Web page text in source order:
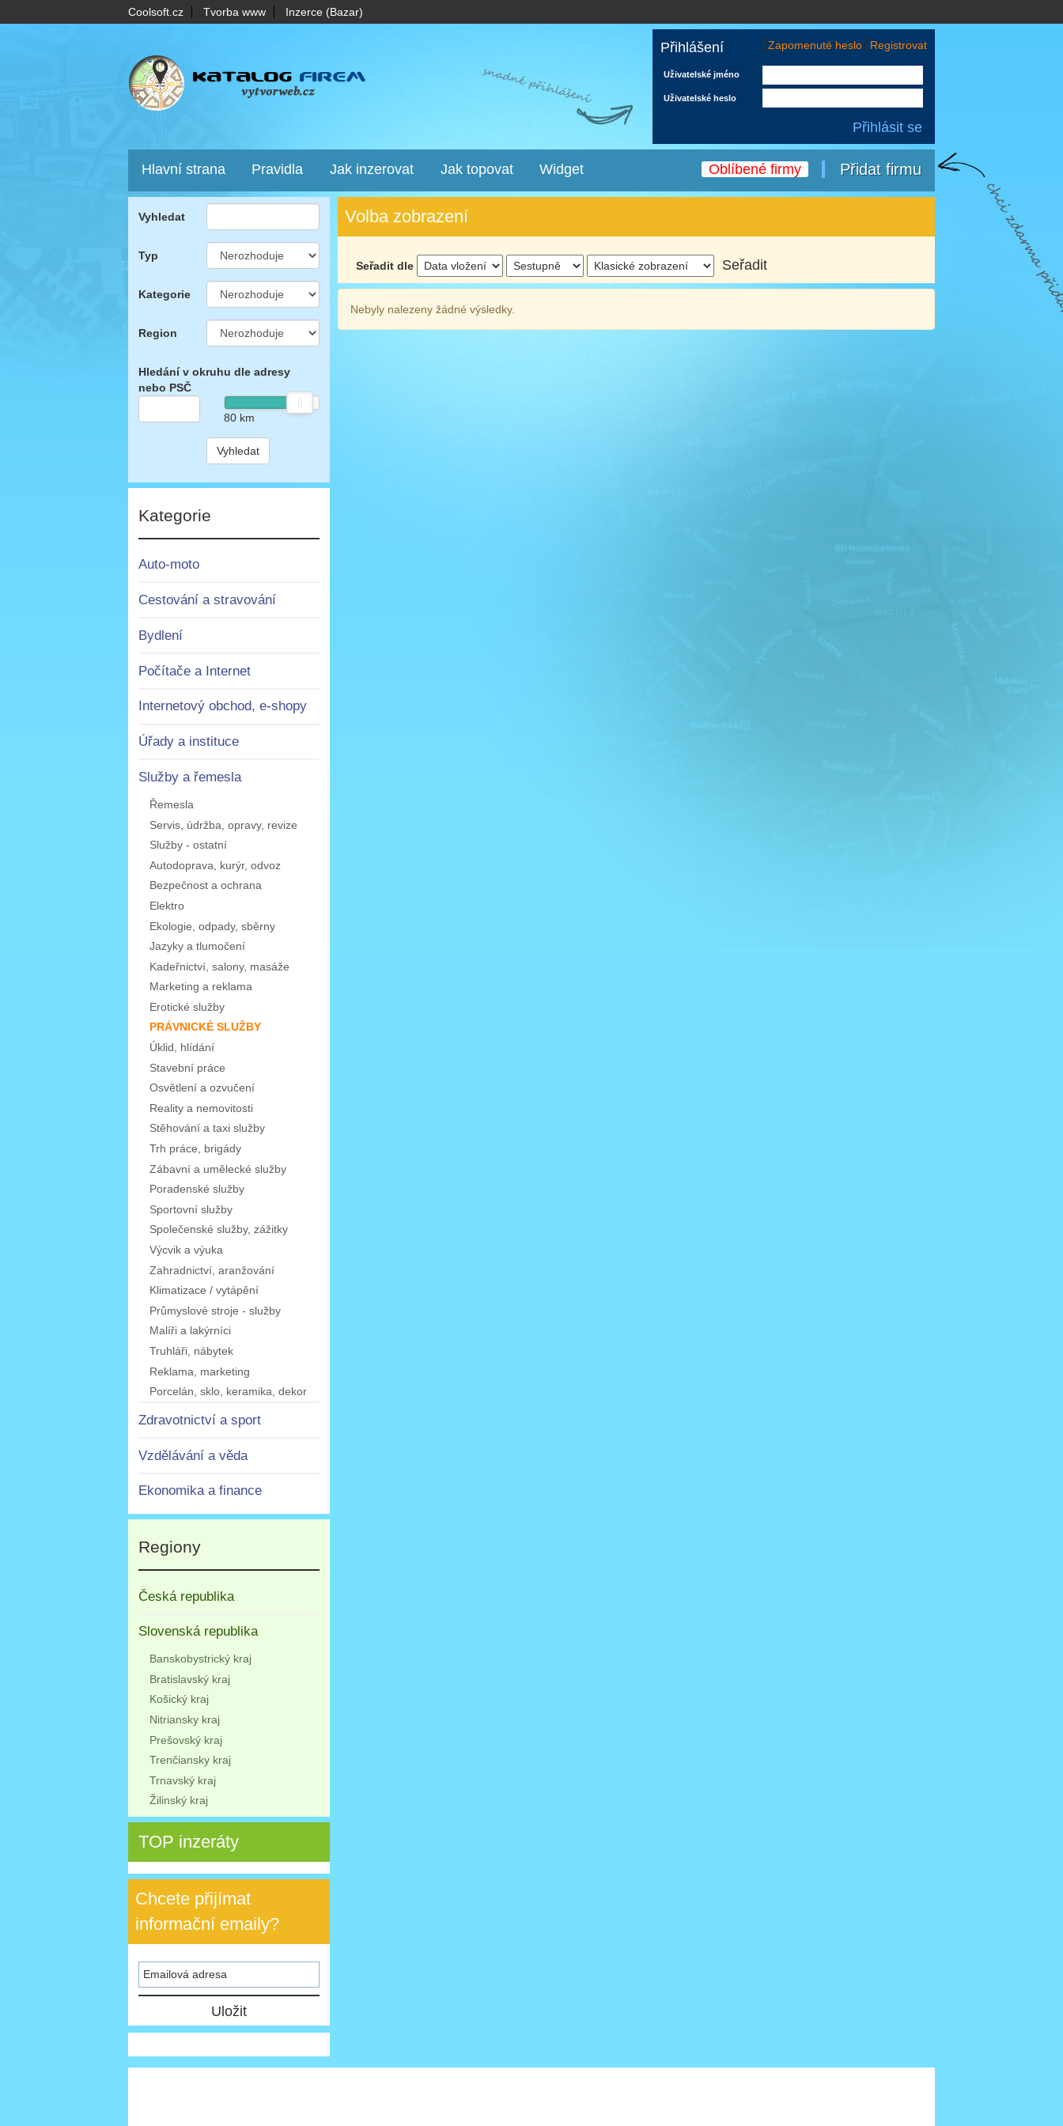
Coolsoft.cz Tvorba www Inzerce (Bazar)
Přihlášení Registrovat
Zapomenuté heslo
Uživatelské jméno
Uživatelské heslo
Přidat firmu
Hlavní strana Pravidla Jak inzerovat Jak topovat Widget Oblíbené firmy
Vyhledat
Typ
Kategorie
Region
Hledání v okruhu dle adresy
nebo PSČ
80km
Vyhledat
Kategorie
Auto-moto
Cestování a stravování
Bydlení
Počítače a Internet
Internetový obchod, e-shopy
Úřady a instituce
Služby a řemesla
Řemesla
Servis, údržba, opravy, revize
Služby - ostatní
Autodoprava, kurýr, odvoz
Bezpečnost a ochrana
Elektro
Ekologie, odpady, sběrny
Jazyky a tlumočení
Kadeřnictví, salony, masáže
Marketing a reklama
Erotické služby
PRÁVNICKÉ SLUŽBY
Úklid, hlídání
Stavební práce
Osvětlení a ozvučení
Reality a nemovitosti
Stěhování a taxi služby
Trh práce, brigády
Zábavní a umělecké služby
Poradenské služby
Sportovní služby
Společenské služby, zážitky
Výcvik a výuka
Zahradnictví, aranžování
Klimatizace / vytápění
Průmyslové stroje - služby
Malíři a lakýrníci
Truhláři, nábytek
Reklama, marketing
Porcelán, sklo, keramika, dekor
Zdravotnictví a sport
Vzdělávání a věda
Ekonomika a finance
Regiony
Česká republika
Slovenská republika
Banskobystrický kraj
Bratislavský kraj
Košický kraj
Nitriansky kraj
Prešovský kraj
Trenčiansky kraj
Trnavský kraj
Žilinský kraj
TOP inzeráty
Chcete přijímat
informační emaily?
Volba zobrazení
Seřadit dle
Nebyly nalezeny žádné výsledky.